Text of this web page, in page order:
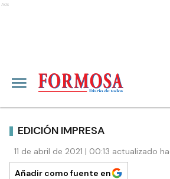
Ads
EDICIÓN IMPRESA
11 de abril de 2021 | 00:13 actualizado
Añadir como fuente en